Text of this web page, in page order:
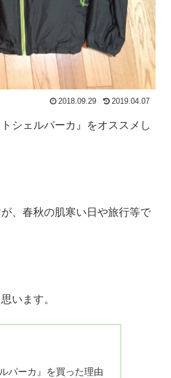
2018.09.29 2019.04.07
シェルパーカ』をオススメし
、春秋の肌寒い日や旅行等で
います。
パーカ』を買った理由